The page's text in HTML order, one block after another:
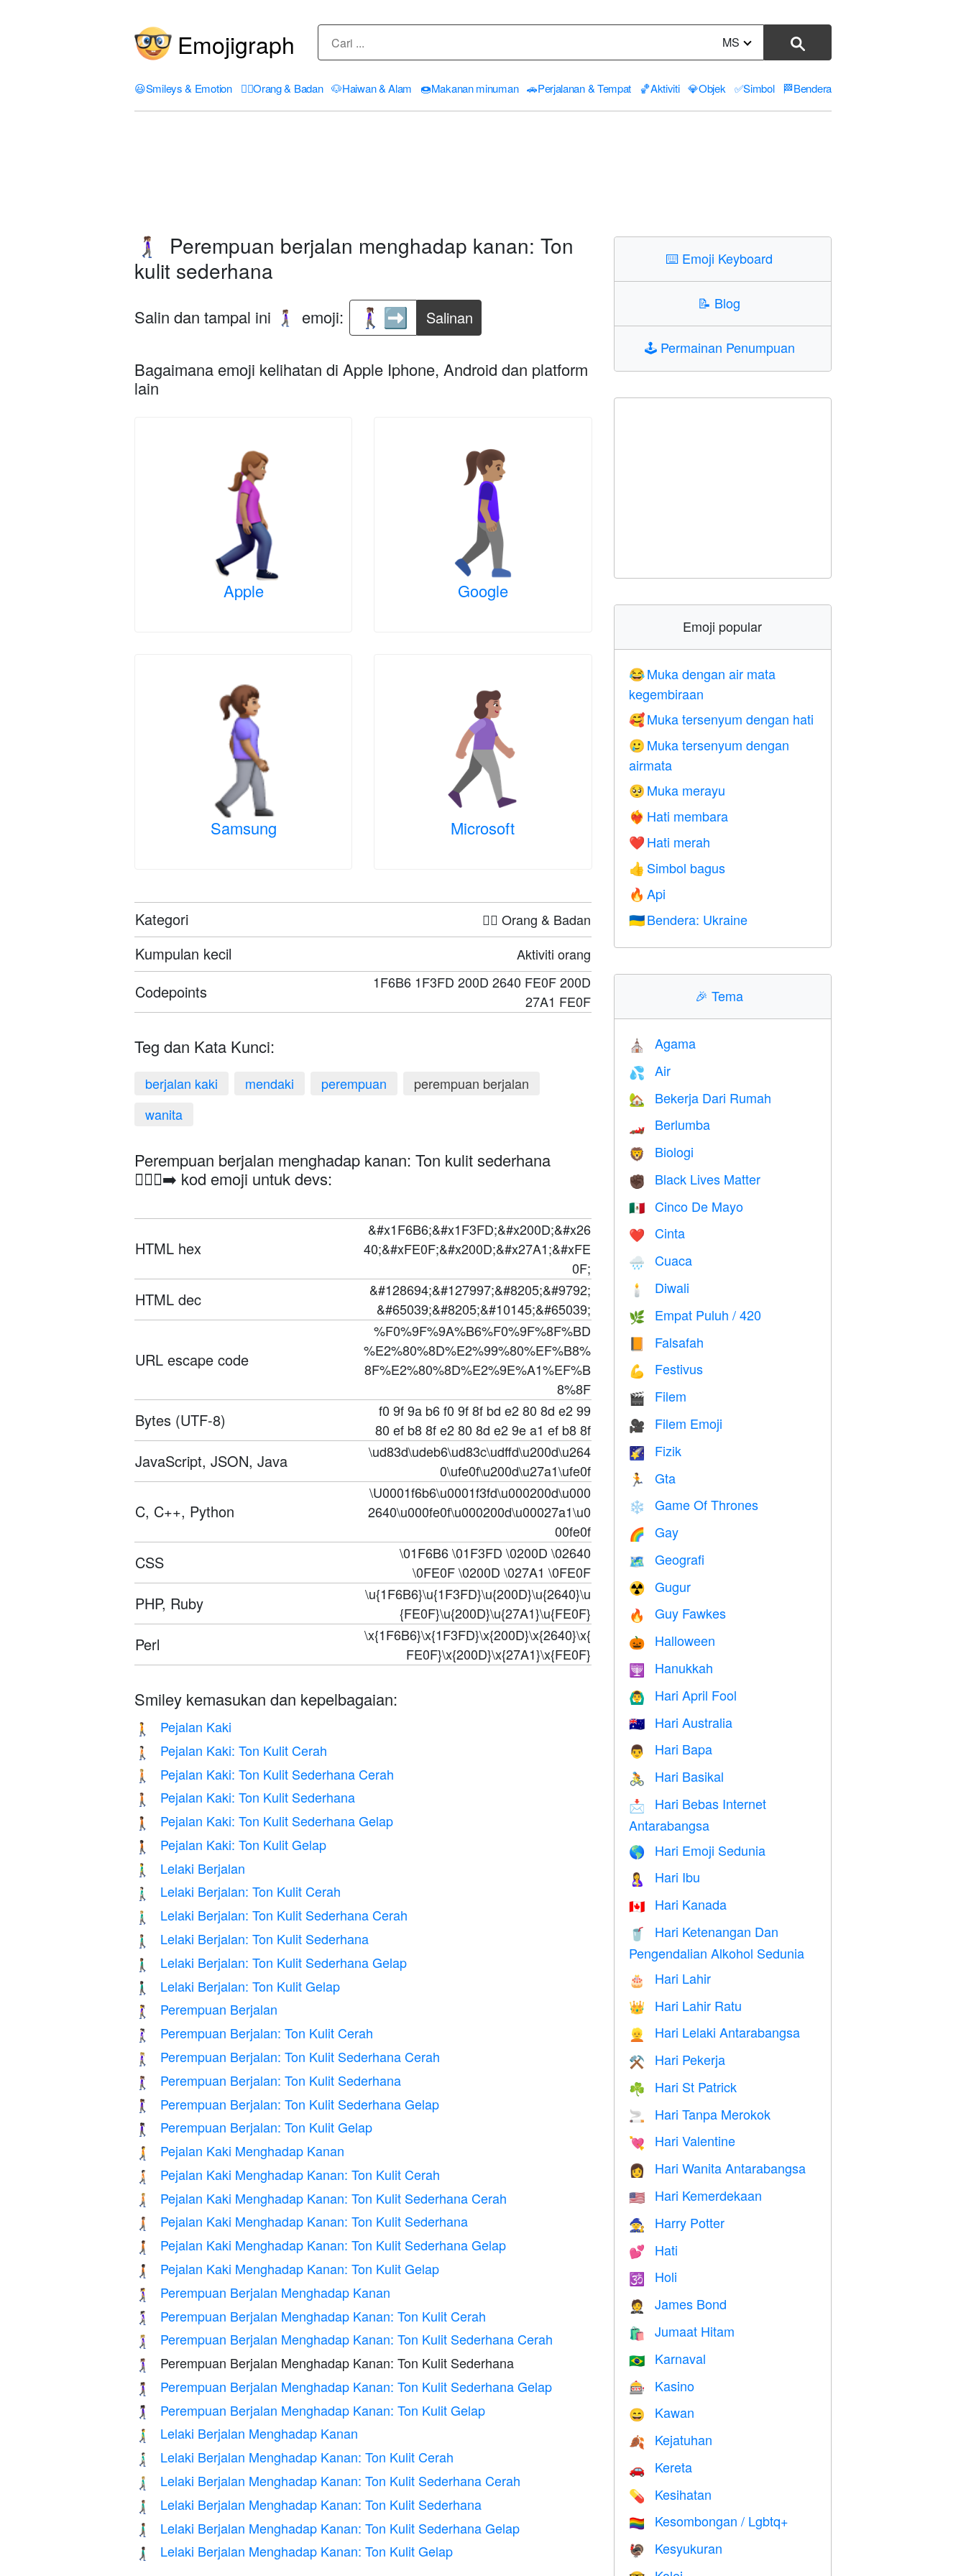
Emojigraph MS
😃Smileys & Emotion 🤦‍♀️Orang & Badan 🐶Haiwan & Alam 🍩Makanan minuman 🚗Perjalanan & Tempat 🏀Aktiviti 💎Objek ✅Simbol 🏁Bendera
🚶🏽‍♀️‍➡️
Perempuan berjalan menghadap kanan: Ton
kulit sederhana
Salin dan tampal ini 🚶🏽‍♀️‍➡️ emoji: Salinan
Bagaimana emoji kelihatan di Apple Iphone, Android dan platform
lain
Apple Google
Samsung Microsoft
Kategori 🤦‍♀️ Orang & Badan
Kumpulan kecil Aktiviti orang
Codepoints
1F6B6 1F3FD 200D 2640 FE0F 200D
27A1 FE0F
Teg dan Kata Kunci:
berjalan kaki mendaki perempuan
perempuan berjalan
wanita
Perempuan berjalan menghadap kanan: Ton kulit sederhana
🚶🏽‍♀️‍➡️ kod emoji untuk devs:
HTML hex
&#x1F6B6;&#x1F3FD;&#x200D;&#x26
40;&#xFE0F;&#x200D;&#x27A1;&#xFE
0F;
HTML dec
&#128694;&#127997;&#8205;&#9792;
&#65039;&#8205;&#10145;&#65039;
URL escape code
%F0%9F%9A%B6%F0%9F%8F%BD
%E2%80%8D%E2%99%80%EF%B8%
8F%E2%80%8D%E2%9E%A1%EF%B
8%8F
Bytes (UTF-8)
f0 9f 9a b6 f0 9f 8f bd e2 80 8d e2 99
80 ef b8 8f e2 80 8d e2 9e a1 ef b8 8f
JavaScript, JSON, Java
\ud83d\udeb6\ud83c\udffd\u200d\u264
0\ufe0f\u200d\u27a1\ufe0f
C, C++, Python
\U0001f6b6\u0001f3fd\u000200d\u000
2640\u000fe0f\u000200d\u00027a1\u0
00fe0f
CSS
\01F6B6 \01F3FD \0200D \02640
\0FE0F \0200D \027A1 \0FE0F
PHP, Ruby
\u{1F6B6}\u{1F3FD}\u{200D}\u{2640}\u
{FE0F}\u{200D}\u{27A1}\u{FE0F}
Perl
\x{1F6B6}\x{1F3FD}\x{200D}\x{2640}\x{
FE0F}\x{200D}\x{27A1}\x{FE0F}
Smiley kemasukan dan kepelbagaian:
🚶 Pejalan Kaki
🚶🏻 Pejalan Kaki: Ton Kulit Cerah
🚶🏼 Pejalan Kaki: Ton Kulit Sederhana Cerah
🚶🏽 Pejalan Kaki: Ton Kulit Sederhana
🚶🏾 Pejalan Kaki: Ton Kulit Sederhana Gelap
🚶🏿 Pejalan Kaki: Ton Kulit Gelap
🚶‍♂️ Lelaki Berjalan
🚶🏻‍♂️ Lelaki Berjalan: Ton Kulit Cerah
🚶🏼‍♂️ Lelaki Berjalan: Ton Kulit Sederhana Cerah
🚶🏽‍♂️ Lelaki Berjalan: Ton Kulit Sederhana
🚶🏾‍♂️ Lelaki Berjalan: Ton Kulit Sederhana Gelap
🚶🏿‍♂️ Lelaki Berjalan: Ton Kulit Gelap
🚶‍♀️ Perempuan Berjalan
🚶🏻‍♀️ Perempuan Berjalan: Ton Kulit Cerah
🚶🏼‍♀️ Perempuan Berjalan: Ton Kulit Sederhana Cerah
🚶🏽‍♀️ Perempuan Berjalan: Ton Kulit Sederhana
🚶🏾‍♀️ Perempuan Berjalan: Ton Kulit Sederhana Gelap
🚶🏿‍♀️ Perempuan Berjalan: Ton Kulit Gelap
🚶‍➡️ Pejalan Kaki Menghadap Kanan
🚶🏻‍➡️ Pejalan Kaki Menghadap Kanan: Ton Kulit Cerah
🚶🏼‍➡️ Pejalan Kaki Menghadap Kanan: Ton Kulit Sederhana Cerah
🚶🏽‍➡️ Pejalan Kaki Menghadap Kanan: Ton Kulit Sederhana
🚶🏾‍➡️ Pejalan Kaki Menghadap Kanan: Ton Kulit Sederhana Gelap
🚶🏿‍➡️ Pejalan Kaki Menghadap Kanan: Ton Kulit Gelap
🚶‍♀️‍➡️ Perempuan Berjalan Menghadap Kanan
🚶🏻‍♀️‍➡️ Perempuan Berjalan Menghadap Kanan: Ton Kulit Cerah
🚶🏼‍♀️‍➡️ Perempuan Berjalan Menghadap Kanan: Ton Kulit Sederhana Cerah
🚶🏽‍♀️‍➡️ Perempuan Berjalan Menghadap Kanan: Ton Kulit Sederhana
🚶🏾‍♀️‍➡️ Perempuan Berjalan Menghadap Kanan: Ton Kulit Sederhana Gelap
🚶🏿‍♀️‍➡️ Perempuan Berjalan Menghadap Kanan: Ton Kulit Gelap
🚶‍♂️‍➡️ Lelaki Berjalan Menghadap Kanan
🚶🏻‍♂️‍➡️ Lelaki Berjalan Menghadap Kanan: Ton Kulit Cerah
🚶🏼‍♂️‍➡️ Lelaki Berjalan Menghadap Kanan: Ton Kulit Sederhana Cerah
🚶🏽‍♂️‍➡️ Lelaki Berjalan Menghadap Kanan: Ton Kulit Sederhana
🚶🏾‍♂️‍➡️ Lelaki Berjalan Menghadap Kanan: Ton Kulit Sederhana Gelap
🚶🏿‍♂️‍➡️ Lelaki Berjalan Menghadap Kanan: Ton Kulit Gelap
⌨️ Emoji Keyboard
📝 Blog
🕹️ Permainan Penumpuan
Emoji popular
😂 Muka dengan air mata
kegembiraan
🥰 Muka tersenyum dengan hati
🥲 Muka tersenyum dengan
airmata
🥺 Muka merayu
❤️‍🔥 Hati membara
❤️ Hati merah
👍 Simbol bagus
🔥 Api
🇺🇦 Bendera: Ukraine
🎉Tema
⛪️ Agama
💦 Air
🏡 Bekerja Dari Rumah
🏎 Berlumba
🦁 Biologi
✊🏿 Black Lives Matter
🇲🇽 Cinco De Mayo
❤️️ Cinta
🌧 Cuaca
🕯 Diwali
🌿 Empat Puluh / 420
Falsafah
💪 Festivus
🎬 Filem
🎥 Filem Emoji
🌠 Fizik
🏃 Gta
❄️ Game Of Thrones
🌈 Gay
🗺 Geografi
☢️ Gugur
🔥 Guy Fawkes
🎃 Halloween
🕎 Hanukkah
🙆‍♂️ Hari April Fool
🇦🇺 Hari Australia
👨 Hari Bapa
🚴 Hari Basikal
📩
Hari Bebas Internet
Antarabangsa
🌎 Hari Emoji Sedunia
🤱 Hari Ibu
🇨🇦 Hari Kanada
🥤
Hari Ketenangan Dan
Pengendalian Alkohol Sedunia
🎂 Hari Lahir
👑 Hari Lahir Ratu
👱 Hari Lelaki Antarabangsa
⚒️ Hari Pekerja
☘️ Hari St Patrick
🚬 Hari Tanpa Merokok
💘 Hari Valentine
👩 Hari Wanita Antarabangsa
🇺🇸 Hari Kemerdekaan
🧙 Harry Potter
💕 Hati
🕉 Holi
🤵 James Bond
🛍 Jumaat Hitam
🇧🇷 Karnaval
🎰 Kasino
😄 Kawan
🍂 Kejatuhan
🚗 Kereta
💊 Kesihatan
🏳️‍🌈 Kesombongan / Lgbtq+
🦃 Kesyukuran